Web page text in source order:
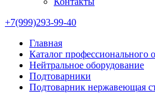
+7(999)293-99-40
Главная
Каталог профессионального
Нейтральное оборудование
Подтоварники
Подтоварник нержавеющая